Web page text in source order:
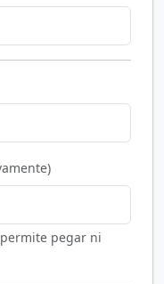
pegar ni